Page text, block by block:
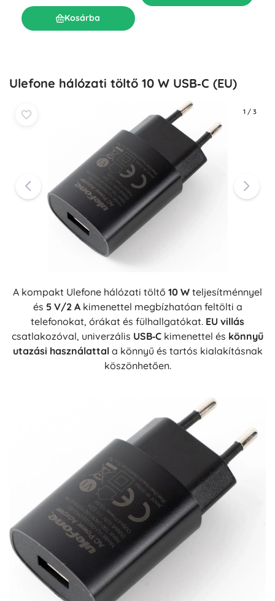
Kosárba
Ulefone hálózati töltő 10 W USB‑C (EU)
1 / 3
A kompakt Ulefone hálózati töltő 10 W teljesítménnyel
és 5 V/2 Akimenettel megbízhatóan feltölti a
telefonokat, órákat és fülhallgatókat. EU villás
csatlakozóval, univerzális USB‑C kimenettel és könnyű
utazási használattala könnyű és tartós kialakításnak
köszönhetően.